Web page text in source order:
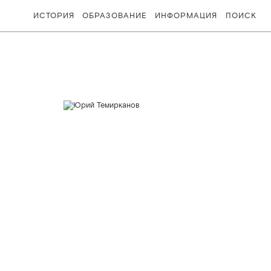
ИСТОРИЯ ОБРАЗОВАНИЕ ИНФОРМАЦИЯ ПОИСК